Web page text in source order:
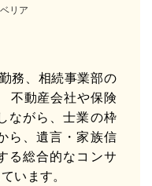
リア
務、相続事業部の
不動産会社や保険
ながら、士業の枠
ら、遺言・家族信
る総合的なコンサ
います。